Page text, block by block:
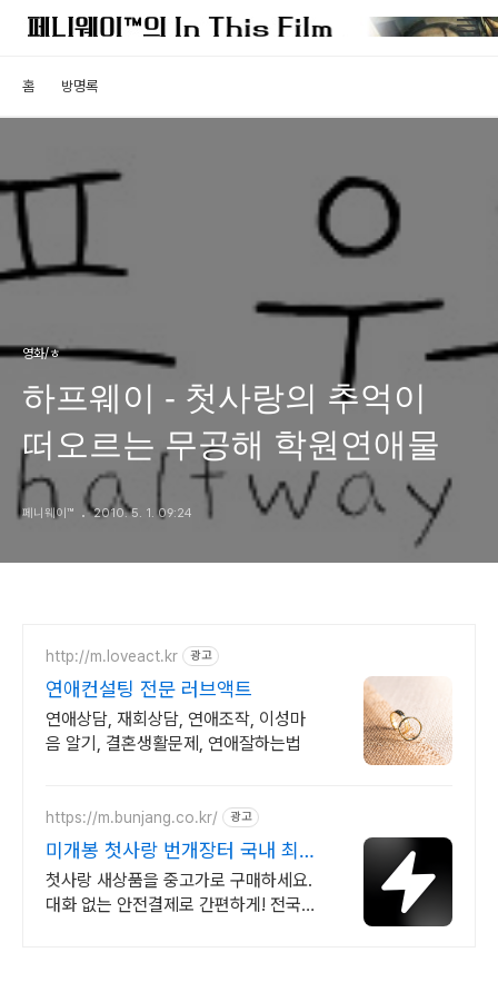
홈 방명록
영화/ㅎ
하프웨이 - 첫사랑의 추억이
떠오르는 무공해 학원연애물
페니웨이™ 2010. 5. 1. 09:24
http://m.loveact.kr 광고
연애컨설팅 전문 러브액트
연애상담, 재회상담, 연애조작, 이성마
음 알기, 결혼생활문제, 연애잘하는법
https://m.bunjang.co.kr/ 광고
미개봉 첫사랑 번개장터 국내 최대
브랜드 중고거래
첫사랑 새상품을 중고가로 구매하세요.
대화 없는 안전결제로 간편하게! 전국